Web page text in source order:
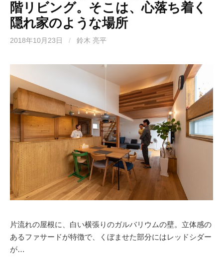
階リビング。そこは、心落ち着く
隠れ家のような場所
2018年10月23日 / 鈴木 亮平
片流れの屋根に、白い横張りのガルバリウムの壁。立体感の
あるファサードが特徴で、くぼませた部分にはレッドシダー
が…